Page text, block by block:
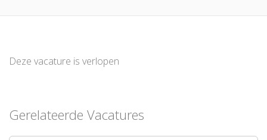
Deze vacature is verlopen
Gerelateerde Vacatures